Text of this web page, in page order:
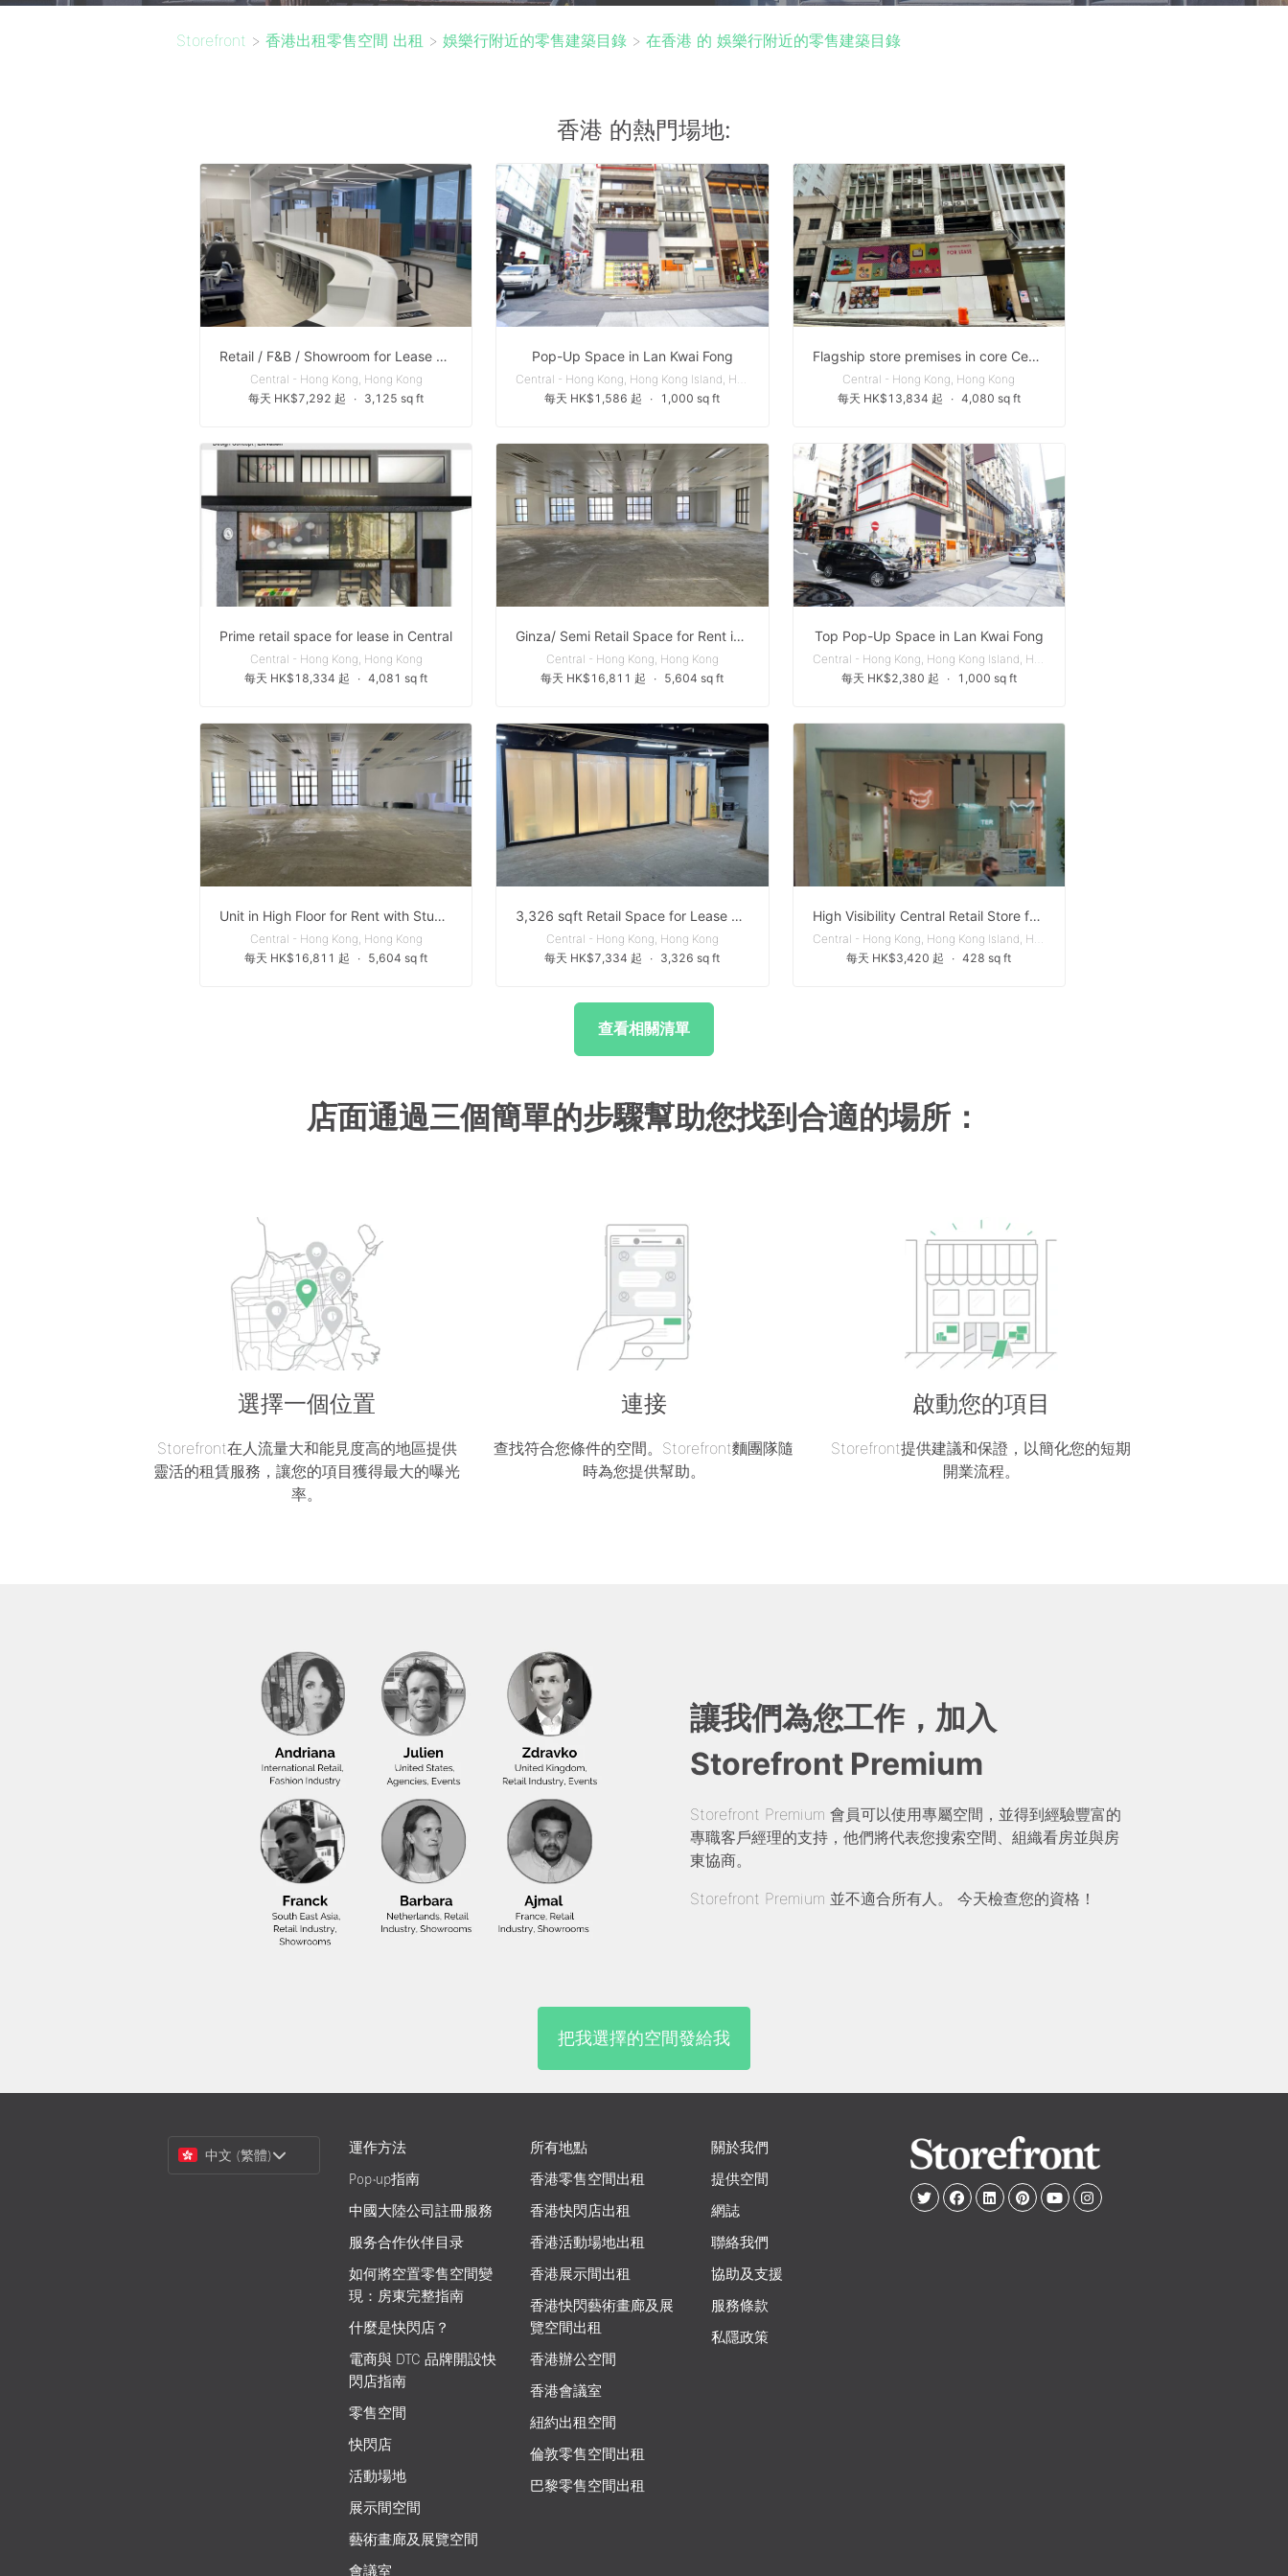
Storefront > 香港出租零售空間 出租 > 娛樂行附近的零售建築目錄 > 在香港 的 娛樂行附近的零售建築目錄
香港 的熱門場地:
Retail / F&B / Showroom for Lease on Queen's Road Central, Hong Kong
Central - Hong Kong, Hong Kong
每天 HK$7,292 起
∙ 3,125 sq ft
Pop-Up Space in Lan Kwai Fong
Central - Hong Kong, Hong Kong Island, Hong Kong
每天 HK$1,586 起
∙ 1,000 sq ft
Flagship store premises in core Central
Central - Hong Kong, Hong Kong
每天 HK$13,834 起
∙ 4,080 sq ft
Prime retail space for lease in Central
Central - Hong Kong, Hong Kong
每天 HK$18,334 起
∙ 4,081 sq ft
Ginza/ Semi Retail Space for Rent in Prime Central
Central - Hong Kong, Hong Kong
每天 HK$16,811 起
∙ 5,604 sq ft
Top Pop-Up Space in Lan Kwai Fong
Central - Hong Kong, Hong Kong Island, Hong Kong
每天 HK$2,380 起
∙ 1,000 sq ft
Unit in High Floor for Rent with Stunning View in the Heart of Central
Central - Hong Kong, Hong Kong
每天 HK$16,811 起
∙ 5,604 sq ft
3,326 sqft Retail Space for Lease on Queen's Road Central, Hong Kong
Central - Hong Kong, Hong Kong
每天 HK$7,334 起
∙ 3,326 sq ft
High Visibility Central Retail Store for Lease
Central - Hong Kong, Hong Kong Island, Hong Kong
每天 HK$3,420 起
∙ 428 sq ft
查看相關清單
店面通過三個簡單的步驟幫助您找到合適的場所：
選擇一個位置
Storefront在人流量大和能見度高的地區提供
靈活的租賃服務，讓您的項目獲得最大的曝光
率。
連接
查找符合您條件的空間。Storefront麵團隊隨
時為您提供幫助。
啟動您的項目
Storefront提供建議和保證，以簡化您的短期
開業流程。
讓我們為您工作，加入
Storefront Premium
Storefront Premium 會員可以使用專屬空間，並得到經驗豐富的
專職客戶經理的支持，他們將代表您搜索空間、組織看房並與房
東協商。
Storefront Premium 並不適合所有人。 今天檢查您的資格！
把我選擇的空間發給我
Choose
中文 (繁體)
運作方法
Pop-up指南
中國大陸公司註冊服務
服务合作伙伴目录
如何將空置零售空間變
現：房東完整指南
什麼是快閃店？
電商與 DTC 品牌開設快
閃店指南
零售空間
快閃店
活動場地
展示間空間
藝術畫廊及展覽空間
會議室
所有地點
香港零售空間出租
香港快閃店出租
香港活動場地出租
香港展示間出租
香港快閃藝術畫廊及展
覽空間出租
香港辦公空間
香港會議室
紐約出租空間
倫敦零售空間出租
巴黎零售空間出租
關於我們
提供空間
網誌
聯絡我們
協助及支援
服務條款
私隱政策